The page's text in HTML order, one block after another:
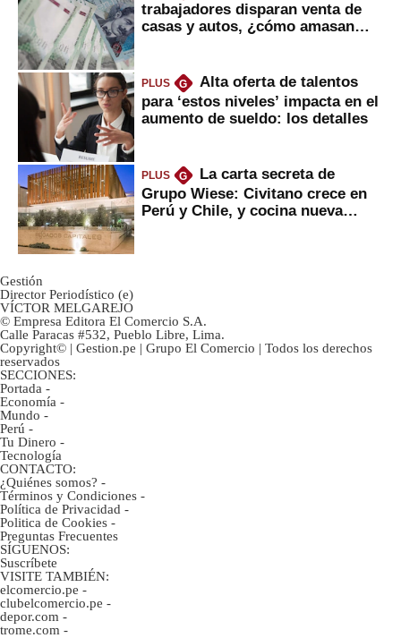
trabajadores disparan venta de
casas y autos, ¿cómo amasan
PLUS G
Alta oferta de talentos
para ‘estos niveles’ impacta en el
aumento de sueldo: los detalles
PLUS G
La carta secreta de
Grupo Wiese: Civitano crece en
Perú y Chile, y cocina nueva
Gestión
Director Periodístico (e)
VÍCTOR MELGAREJO
© Empresa Editora El Comercio S.A.
Calle Paracas #532, Pueblo Libre, Lima.
Copyright© | Gestion.pe | Grupo El Comercio | Todos los derechos
reservados
SECCIONES:
Portada -
Economía -
Mundo -
Perú -
Tu Dinero -
Tecnología
CONTACTO:
¿Quiénes somos? -
Términos y Condiciones -
Política de Privacidad -
Politica de Cookies -
Preguntas Frecuentes
SÍGUENOS:
Suscríbete
VISITE TAMBIÉN:
elcomercio.pe -
clubelcomercio.pe -
depor.com -
trome.com -